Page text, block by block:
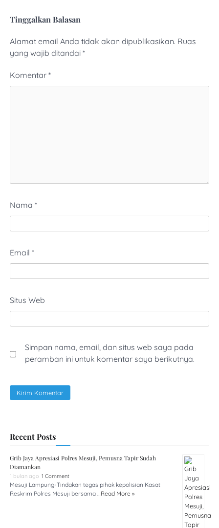
Tinggalkan Balasan
Alamat email Anda tidak akan dipublikasikan. Ruas
yang wajib ditandai *
Komentar *
Nama *
Email *
Situs Web
Simpan nama, email, dan situs web saya pada
peramban ini untuk komentar saya berikutnya.
Recent Posts
Grib Jaya Apresiasi Polres Mesuji, Pemusna Tapir Sudah
Diamankan
1 bulan ago 1 Comment
Mesuji Lampung-Tindakan tegas pihak kepolisian Kasat
Reskrim Polres Mesuji bersama … Read More »